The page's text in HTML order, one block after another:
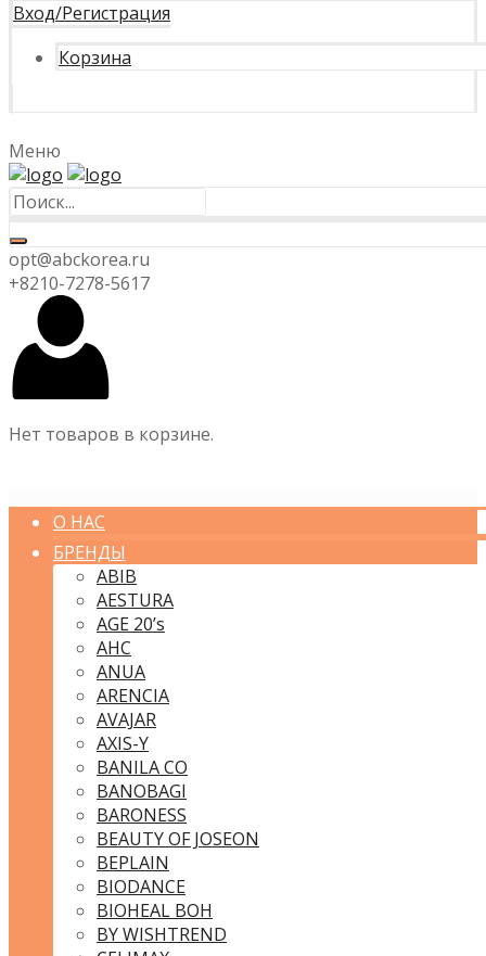
Вход/Регистрация
Корзина
Меню
opt@abckorea.ru
+8210-7278-5617
Нет товаров в корзине.
О НАС
БРЕНДЫ
ABIB
AESTURA
AGE 20’s
AHC
ANUA
ARENCIA
AVAJAR
AXIS-Y
BANILA CO
BANOBAGI
BARONESS
BEAUTY OF JOSEON
BEPLAIN
BIODANCE
BIOHEAL BOH
BY WISHTREND